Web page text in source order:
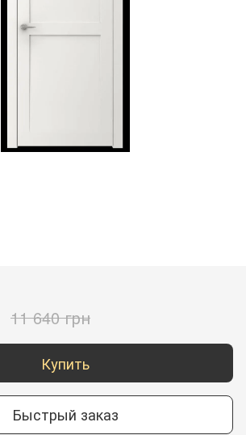
11 640 грн
Купить
Быстрый заказ